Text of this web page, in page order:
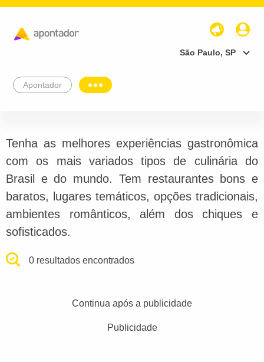
São Paulo, SP
Apontador
Tenha as melhores experiências gastronômica
com os mais variados tipos de culinária do
Brasil e do mundo. Tem restaurantes bons e
baratos, lugares temáticos, opções tradicionais,
ambientes românticos, além dos chiques e
sofisticados.
0 resultados encontrados
Continua após a publicidade
Publicidade